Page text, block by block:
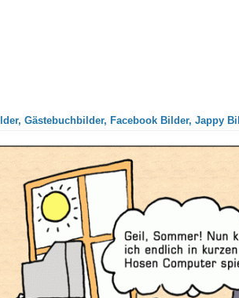
Gästebuchbilder, Facebook Bilder, Jappy